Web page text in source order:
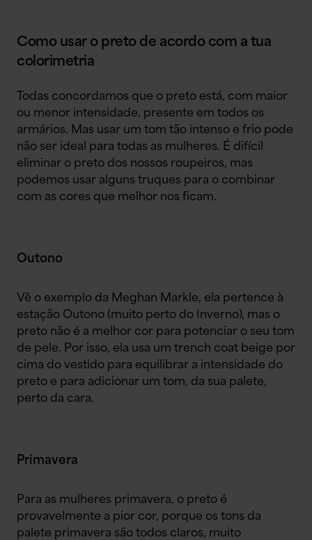
Como usar o preto de acordo com a tua
colorimetria
Todas concordamos que o preto está, com maior
ou menor intensidade, presente em todos os
armários. Mas usar um tom tão intenso e frio pode
não ser ideal para todas as mulheres. É difícil
eliminar o preto dos nossos roupeiros, mas
podemos usar alguns truques para o combinar
com as cores que melhor nos ficam.
Outono
Vê o exemplo da Meghan Markle, ela pertence à
estação Outono (muito perto do Inverno), mas o
preto não é a melhor cor para potenciar o seu tom
de pele. Por isso, ela usa um trench coat beige por
cima do vestido para equilibrar a intensidade do
preto e para adicionar um tom, da sua palete,
perto da cara.
Primavera
Para as mulheres primavera, o preto é
provavelmente a pior cor, porque os tons da
palete primavera são todos claros, muito